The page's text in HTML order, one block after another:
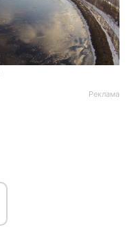
Реклама